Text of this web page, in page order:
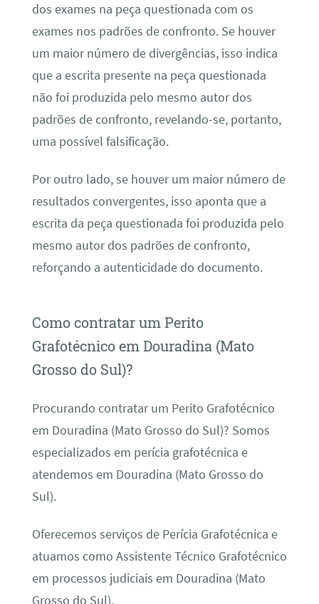
dos exames na peça questionada com os
exames nos padrões de confronto. Se houver
um maior número de divergências, isso indica
que a escrita presente na peça questionada
não foi produzida pelo mesmo autor dos
padrões de confronto, revelando-se, portanto,
uma possível falsificação.
Por outro lado, se houver um maior número de
resultados convergentes, isso aponta que a
escrita da peça questionada foi produzida pelo
mesmo autor dos padrões de confronto,
reforçando a autenticidade do documento.
Como contratar um Perito
Grafotécnico em Douradina (Mato
Grosso do Sul)?
Procurando contratar um Perito Grafotécnico
em Douradina (Mato Grosso do Sul)? Somos
especializados em perícia grafotécnica e
atendemos em Douradina (Mato Grosso do
Sul).
Oferecemos serviços de Perícia Grafotécnica e
atuamos como Assistente Técnico Grafotécnico
em processos judiciais em Douradina (Mato
Grosso do Sul).